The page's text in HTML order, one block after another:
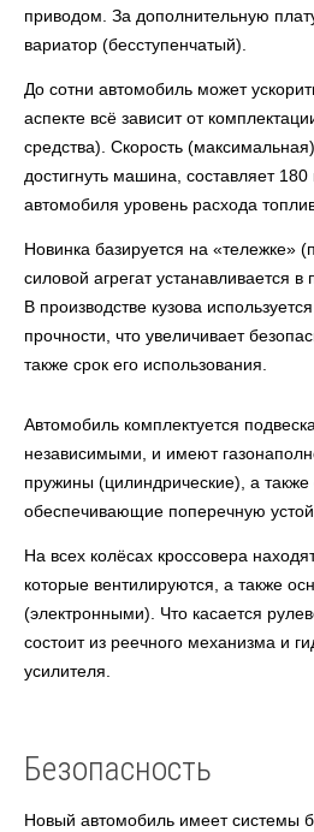
приводом. За дополнительную
вариатор (бесступенчатый).
До сотни автомобиль может
аспекте всё зависит от
средства). Скорость
достигнуть машина, составляет
автомобиля уровень расхода
Новинка базируется на «тележке»
силовой агрегат устанавливается
В производстве кузова
прочности, что увеличивает
также срок его использования.
Автомобиль комплектуется
независимыми, и имеют
пружины (цилиндрические), а также
обеспечивающие поперечную
На всех колёсах кроссовера
которые вентилируются, а также
(электронными). Что касается
состоит из реечного механизма и
усилителя.
Безопасность
Новый автомобиль имеет системы